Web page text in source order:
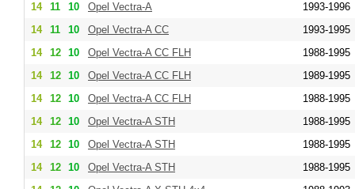
14
11 10 Opel Vectra-A
1993-1996
14
11 10 Opel Vectra-A CC
1993-1995
14
12 10 Opel Vectra-A CC FLH
1988-1995
14
12 10 Opel Vectra-A CC FLH
1989-1995
14
12 10 Opel Vectra-A CC FLH
1988-1995
14
12 10 Opel Vectra-A STH
1988-1995
14
12 10 Opel Vectra-A STH
1988-1995
14
12 10 Opel Vectra-A STH
1988-1995